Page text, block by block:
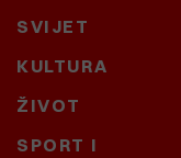
SVIJET
KULTURA
ŽIVOT
SPORT I